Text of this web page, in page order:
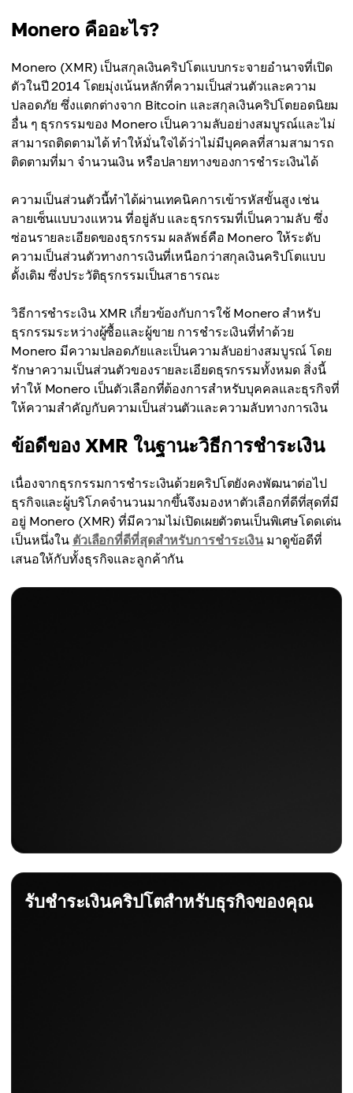
Monero คืออะไร?
Monero (XMR) เป็นสกุลเงินคริปโตแบบกระจายอำนาจที่เปิด
ตัวในปี 2014 โดยมุ่งเน้นหลักที่ความเป็นส่วนตัวและความ
ปลอดภัย ซึ่งแตกต่างจาก Bitcoin และสกุลเงินคริปโตยอดนิยม
อื่น ๆ ธุรกรรมของ Monero เป็นความลับอย่างสมบูรณ์และไม่
สามารถติดตามได้ ทำให้มั่นใจได้ว่าไม่มีบุคคลที่สามสามารถ
ติดตามที่มา จำนวนเงิน หรือปลายทางของการชำระเงินได้
ความเป็นส่วนตัวนี้ทำได้ผ่านเทคนิคการเข้ารหัสขั้นสูง เช่น
ลายเซ็นแบบวงแหวน ที่อยู่ลับ และธุรกรรมที่เป็นความลับ ซึ่ง
ซ่อนรายละเอียดของธุรกรรม ผลลัพธ์คือ Monero ให้ระดับ
ความเป็นส่วนตัวทางการเงินที่เหนือกว่าสกุลเงินคริปโตแบบ
ดั้งเดิม ซึ่งประวัติธุรกรรมเป็นสาธารณะ
วิธีการชำระเงิน XMR เกี่ยวข้องกับการใช้ Monero สำหรับ
ธุรกรรมระหว่างผู้ซื้อและผู้ขาย การชำระเงินที่ทำด้วย
Monero มีความปลอดภัยและเป็นความลับอย่างสมบูรณ์ โดย
รักษาความเป็นส่วนตัวของรายละเอียดธุรกรรมทั้งหมด สิ่งนี้
ทำให้ Monero เป็นตัวเลือกที่ต้องการสำหรับบุคคลและธุรกิจที่
ให้ความสำคัญกับความเป็นส่วนตัวและความลับทางการเงิน
ข้อดีของ XMR ในฐานะวิธีการชำระเงิน
เนื่องจากธุรกรรมการชำระเงินด้วยคริปโตยังคงพัฒนาต่อไป
ธุรกิจและผู้บริโภคจำนวนมากขึ้นจึงมองหาตัวเลือกที่ดีที่สุดที่มี
อยู่ Monero (XMR) ที่มีความไม่เปิดเผยตัวตนเป็นพิเศษโดดเด่น
เป็นหนึ่งใน ตัวเลือกที่ดีที่สุดสำหรับการชำระเงินมาดูข้อดีที่
เสนอให้กับทั้งธุรกิจและลูกค้ากัน
รับชำระเงินคริปโตสำหรับธุรกิจของคุณ